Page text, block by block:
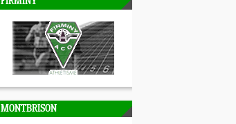
MONTBRISON